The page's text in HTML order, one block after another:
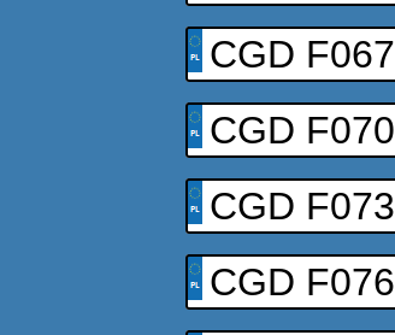
CGD F067
CGD F070
CGD F073
CGD F076